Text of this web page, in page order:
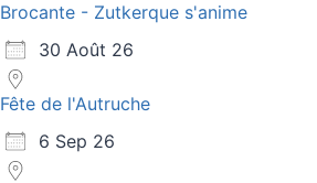
Brocante - Zutkerque s'anime
30 Août 26
Fête de l'Autruche
6 Sep 26